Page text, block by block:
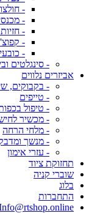
-
-
-
-
-
- סינגלטים
אביזרים נלווים
- בקבוקים,
- טייפים
- טיפול
- מכשיר
- מלחי הרחה
- מנשך
- עזרי אימון
תחזוקת ציוד
שוברי קניה
בלוג
התחברות